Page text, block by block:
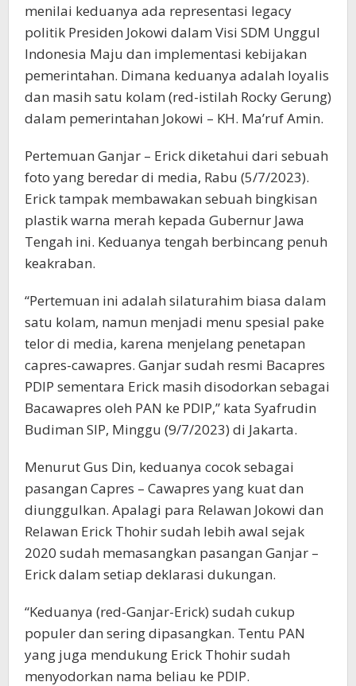
menilai keduanya ada representasi legacy
politik Presiden Jokowi dalam Visi SDM Unggul
Indonesia Maju dan implementasi kebijakan
pemerintahan. Dimana keduanya adalah loyalis
dan masih satu kolam (red-istilah Rocky Gerung)
dalam pemerintahan Jokowi – KH. Ma’ruf Amin.
Pertemuan Ganjar – Erick diketahui dari sebuah
foto yang beredar di media, Rabu (5/7/2023).
Erick tampak membawakan sebuah bingkisan
plastik warna merah kepada Gubernur Jawa
Tengah ini. Keduanya tengah berbincang penuh
keakraban.
“Pertemuan ini adalah silaturahim biasa dalam
satu kolam, namun menjadi menu spesial pake
telor di media, karena menjelang penetapan
capres-cawapres. Ganjar sudah resmi Bacapres
PDIP sementara Erick masih disodorkan sebagai
Bacawapres oleh PAN ke PDIP,” kata Syafrudin
Budiman SIP, Minggu (9/7/2023) di Jakarta.
Menurut Gus Din, keduanya cocok sebagai
pasangan Capres – Cawapres yang kuat dan
diunggulkan. Apalagi para Relawan Jokowi dan
Relawan Erick Thohir sudah lebih awal sejak
2020 sudah memasangkan pasangan Ganjar –
Erick dalam setiap deklarasi dukungan.
“Keduanya (red-Ganjar-Erick) sudah cukup
populer dan sering dipasangkan. Tentu PAN
yang juga mendukung Erick Thohir sudah
menyodorkan nama beliau ke PDIP.